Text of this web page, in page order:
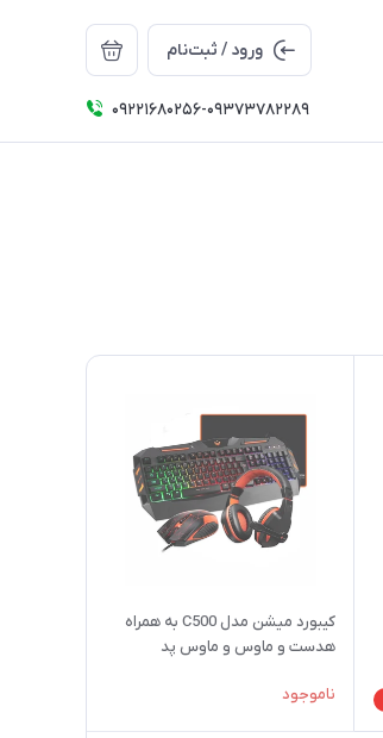
ورود / ثبت‌نام
09221680256-09373782289
کیبورد میشن مدل C500 به همراه
هدست و ماوس و ماوس پد
ناموجود